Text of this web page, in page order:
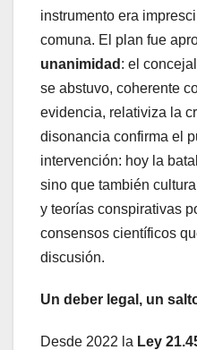
instrumento era
comuna. El plan fue
unanimidad : el
se abstuvo, coherente
evidencia, relativiza la
disonancia confirma el
intervención: hoy la
sino que también
y teorías conspirativas
consensos científicos
discusión.
Un deber legal, un
Desde 2022 la Ley